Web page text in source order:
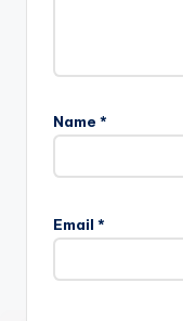
Name *
Email *